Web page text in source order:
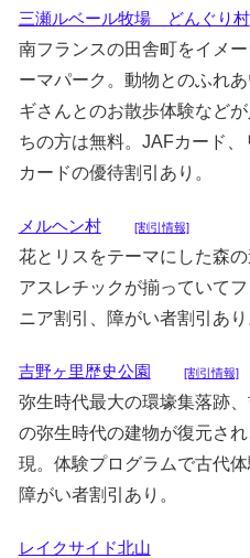
三瀬ルベール牧場 どんぐり村
南フランスの田舎町をイメ
ーマパーク。動物とのふれ
ギさんとのお散歩体験など
ちの方は無料。JAFカード
カードの優待割引あり。
メルヘン村 [割引情報]
花とリスをテーマにした森
アスレチックが揃っていて
ニア割引、障がい者割引あり
吉野ヶ里歴史公園 [割引情報]
弥生時代最大の環壕集落跡
の弥生時代の建物が復元さ
現。体験プログラムで古代
障がい者割引あり。
レイクサイド北山